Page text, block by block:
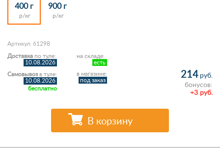
400 г
р/кг
900 г
р/кг
Артикул: 61298
на складе:
есть
в магазине:
под заказ
Доставка по туле:
10.08.2026
Самовывозв туле:
10.08.2026
бесплатно
214 руб.
бонусов:
+3 руб.
В корзину